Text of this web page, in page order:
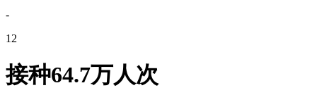
-
12
接种64.7万人次